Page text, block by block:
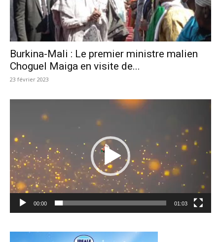
Burkina-Mali : Le premier ministre malien
Choguel Maiga en visite de...
23 février 2023
00:00 01:03